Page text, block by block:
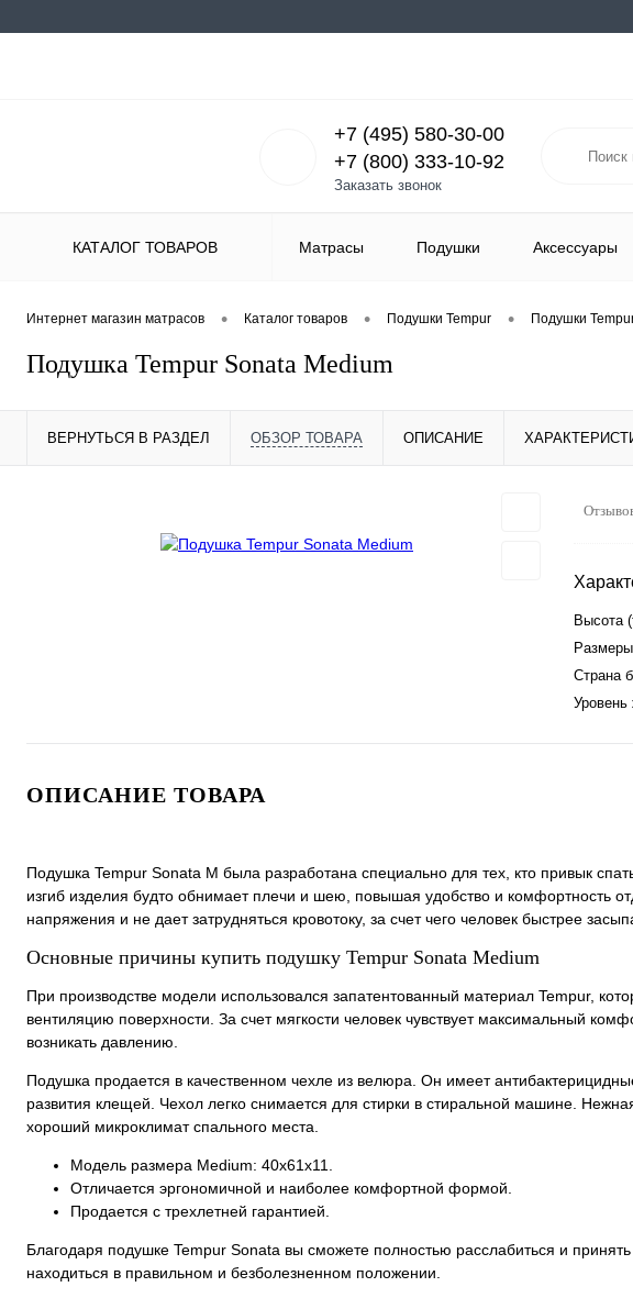
+7 (495) 580-30-00
+7 (800) 333-10-92
Заказать звонок
КАТАЛОГ ТОВАРОВ Матрасы Подушки Аксессуары
Интернет магазин матрасов • Каталог товаров • Подушки Tempur • Подушки
Подушка Tempur Sonata Medium
ВЕРНУТЬСЯ В РАЗДЕЛ ОБЗОР ТОВАРА ОПИСАНИЕ
Высота
Страна
Уровень
ОПИСАНИЕ ТОВАРА
Подушка Tempur Sonata M была разработана специально для тех, кто привык
изгиб изделия будто обнимает плечи и шею, повышая удобство и комфортность
напряжения и не дает затрудняться кровотоку, за счет чего человек быстрее
Основные причины купить подушку Tempur Sonata Medium
При производстве модели использовался запатентованный материал Tempur,
вентиляцию поверхности. За счет мягкости человек чувствует максимальный
возникать давлению.
Подушка продается в качественном чехле из велюра. Он имеет
развития клещей. Чехол легко снимается для стирки в стиральной машине.
хороший микроклимат спального места.
Модель размера Medium: 40х61х11.
Отличается эргономичной и наиболее комфортной формой.
Продается с трехлетней гарантией.
Благодаря подушке Tempur Sonata вы сможете полностью расслабиться и
находиться в правильном и безболезненном положении.